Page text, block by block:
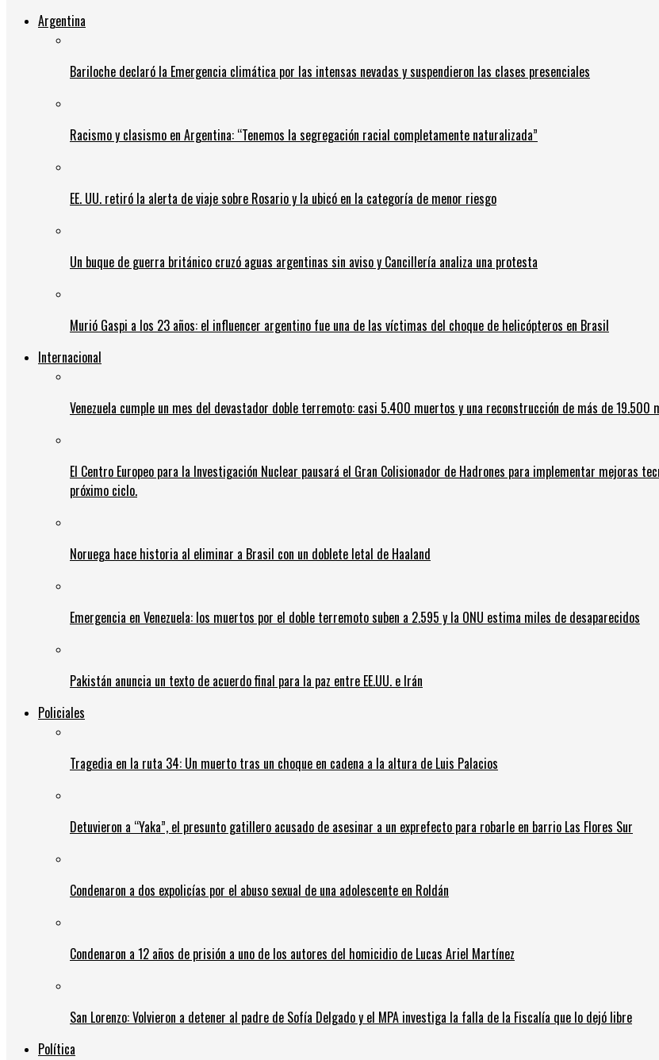
Argentina
Bariloche declaró la Emergencia climática por las intensas nevadas y suspendieron las clases presenciales
Racismo y clasismo en Argentina: “Tenemos la segregación racial completamente naturalizada”
EE. UU. retiró la alerta de viaje sobre Rosario y la ubicó en la categoría de menor riesgo
Un buque de guerra británico cruzó aguas argentinas sin aviso y Cancillería analiza una protesta
Murió Gaspi a los 23 años: el influencer argentino fue una de las víctimas del choque de helicópteros en Brasil
Internacional
Venezuela cumple un mes del devastador doble terremoto: casi 5.400 muertos y una reconstrucción de más de 19.500
El Centro Europeo para la Investigación Nuclear pausará el Gran Colisionador de Hadrones para implementar mejoras
próximo ciclo.
Noruega hace historia al eliminar a Brasil con un doblete letal de Haaland
Emergencia en Venezuela: los muertos por el doble terremoto suben a 2.595 y la ONU estima miles de desaparecidos
Pakistán anuncia un texto de acuerdo final para la paz entre EE.UU. e Irán
Policiales
Tragedia en la ruta 34: Un muerto tras un choque en cadena a la altura de Luis Palacios
Detuvieron a “Yaka”, el presunto gatillero acusado de asesinar a un exprefecto para robarle en barrio Las Flores Sur
Condenaron a dos expolicías por el abuso sexual de una adolescente en Roldán
Condenaron a 12 años de prisión a uno de los autores del homicidio de Lucas Ariel Martínez
San Lorenzo: Volvieron a detener al padre de Sofía Delgado y el MPA investiga la falla de la Fiscalía que lo dejó libre
Política